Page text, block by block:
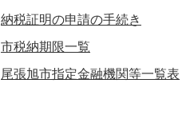
納税証明の申請の手続き
市税納期限一覧
尾張旭市指定金融機関等一覧表